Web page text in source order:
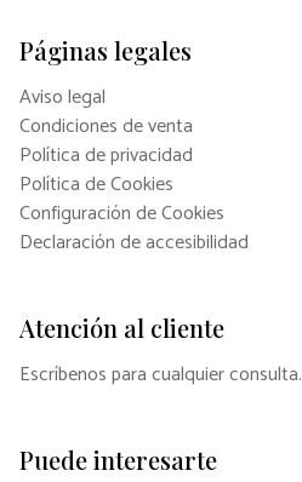
Páginas legales
Aviso legal
Condiciones de venta
Política de privacidad
Política de Cookies
Configuración de Cookies
Declaración de accesibilidad
Atención al cliente
Escríbenos para cualquier consulta.
Puede interesarte